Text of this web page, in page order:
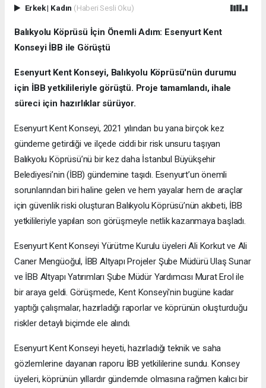
Erkek| Kadın (Haberi Sesli Oku)
Balıkyolu Köprüsü İçin Önemli Adım: Esenyurt Kent
Konseyi İBB ile Görüştü
Esenyurt Kent Konseyi, Balıkyolu Köprüsü'nün durumu
için İBB yetkilileriyle görüştü. Proje tamamlandı, ihale
süreci için hazırlıklar sürüyor.
Esenyurt Kent Konseyi, 2021 yılından bu yana birçok kez
gündeme getirdiği ve ilçede ciddi bir risk unsuru taşıyan
Balıkyolu Köprüsü’nü bir kez daha İstanbul Büyükşehir
Belediyesi’nin (İBB) gündemine taşıdı. Esenyurt’un önemli
sorunlarından biri haline gelen ve hem yayalar hem de araçlar
için güvenlik riski oluşturan Balıkyolu Köprüsü’nün akıbeti, İBB
yetkilileriyle yapılan son görüşmeyle netlik kazanmaya başladı.
Esenyurt Kent Konseyi Yürütme Kurulu üyeleri Ali Korkut ve Ali
Caner Mengüoğul, İBB Altyapı Projeler Şube Müdürü Ulaş Sunar
ve İBB Altyapı Yatırımları Şube Müdür Yardımcısı Murat Erol ile
bir araya geldi. Görüşmede, Kent Konseyi'nin bugüne kadar
yaptığı çalışmalar, hazırladığı raporlar ve köprünün oluşturduğu
riskler detaylı biçimde ele alındı.
Esenyurt Kent Konseyi heyeti, hazırladığı teknik ve saha
gözlemlerine dayanan raporu İBB yetkililerine sundu. Konsey
üyeleri, köprünün yıllardır gündemde olmasına rağmen kalıcı bir